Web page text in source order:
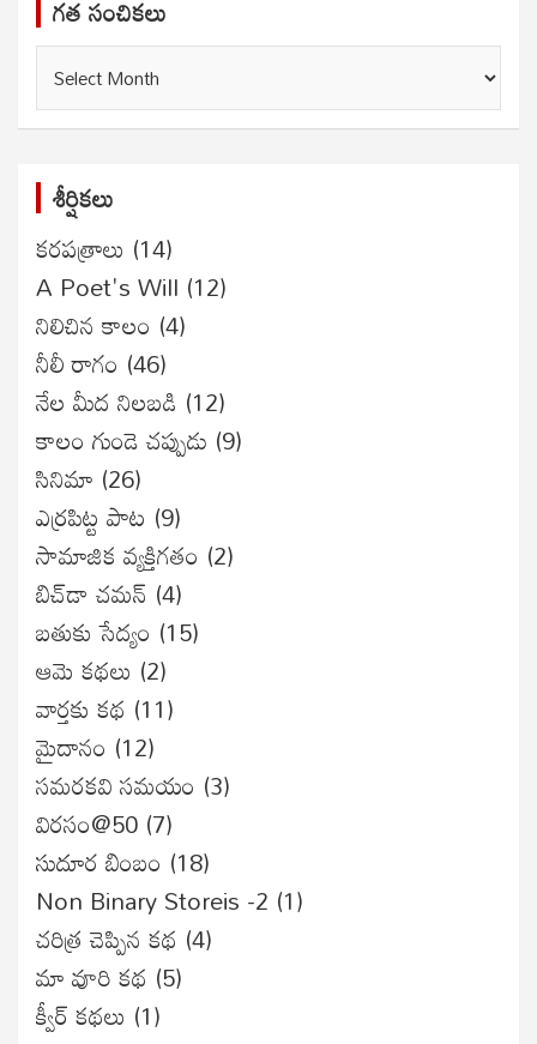
గత సంచికలు
గత
సంచికలు
శీర్షికలు
కరపత్రాలు (14)
A Poet's Will (12)
నిలిచిన కాలం (4)
నీలీ రాగం (46)
నేల మీద నిలబడి (12)
కాలం గుండె చప్పుడు (9)
సినిమా (26)
ఎర్రపిట్ట పాట (9)
సామాజిక వ్యక్తిగతం (2)
బిచ్‌డా చమన్ (4)
బతుకు సేద్యం (15)
ఆమె కథలు (2)
వార్తకు కథ (11)
మైదానం (12)
సమరకవి సమయం (3)
విరసం@50 (7)
సుదూర బింబం (18)
Non Binary Storeis -2 (1)
చరిత్ర చెప్పిన కథ (4)
మా వూరి కథ (5)
క్వీర్ కథలు (1)